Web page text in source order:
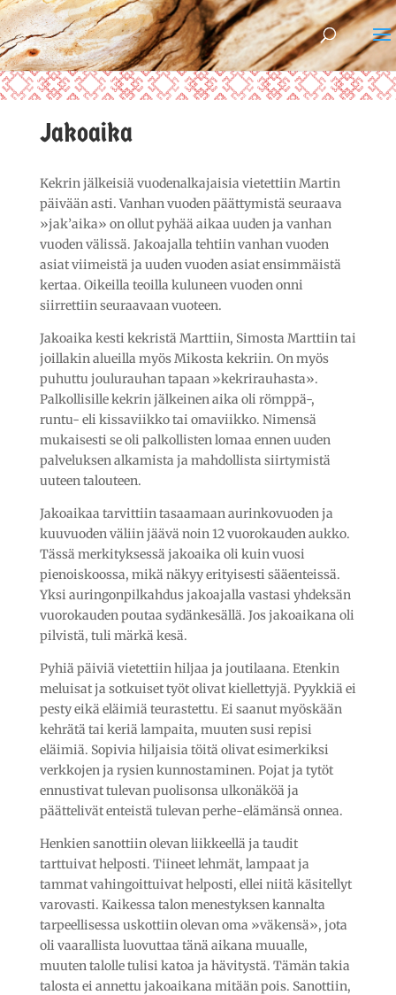
Jakoaika
Kekrin jälkeisiä vuodenalkajaisia vietettiin Martin
päivään asti. Vanhan vuoden päättymistä seuraava
»jak’aika» on ollut pyhää aikaa uuden ja vanhan
vuoden välissä. Jakoajalla tehtiin vanhan vuoden
asiat viimeistä ja uuden vuoden asiat ensimmäistä
kertaa. Oikeilla teoilla kuluneen vuoden onni
siirrettiin seuraavaan vuoteen.
Jakoaika kesti kekristä Marttiin, Simosta Marttiin tai
joillakin alueilla myös Mikosta kekriin. On myös
puhuttu joulurauhan tapaan »kekrirauhasta».
Palkollisille kekrin jälkeinen aika oli römppä-,
runtu- eli kissaviikko tai omaviikko. Nimensä
mukaisesti se oli palkollisten lomaa ennen uuden
palveluksen alkamista ja mahdollista siirtymistä
uuteen talouteen.
Jakoaikaa tarvittiin tasaamaan aurinkovuoden ja
kuuvuoden väliin jäävä noin 12 vuorokauden aukko.
Tässä merkityksessä jakoaika oli kuin vuosi
pienoiskoossa, mikä näkyy erityisesti sääenteissä.
Yksi auringonpilkahdus jakoajalla vastasi yhdeksän
vuorokauden poutaa sydänkesällä. Jos jakoaikana oli
pilvistä, tuli märkä kesä.
Pyhiä päiviä vietettiin hiljaa ja joutilaana. Etenkin
meluisat ja sotkuiset työt olivat kiellettyjä. Pyykkiä ei
pesty eikä eläimiä teurastettu. Ei saanut myöskään
kehrätä tai keriä lampaita, muuten susi repisi
eläimiä. Sopivia hiljaisia töitä olivat esimerkiksi
verkkojen ja rysien kunnostaminen. Pojat ja tytöt
ennustivat tulevan puolisonsa ulkonäköä ja
päättelivät enteistä tulevan perhe-elämänsä onnea.
Henkien sanottiin olevan liikkeellä ja taudit
tarttuivat helposti. Tiineet lehmät, lampaat ja
tammat vahingoittuivat helposti, ellei niitä käsitellyt
varovasti. Kaikessa talon menestyksen kannalta
tarpeellisessa uskottiin olevan oma »väkensä», jota
oli vaarallista luovuttaa tänä aikana muualle,
muuten talolle tulisi katoa ja hävitystä. Tämän takia
talosta ei annettu jakoaikana mitään pois. Sanottiin,